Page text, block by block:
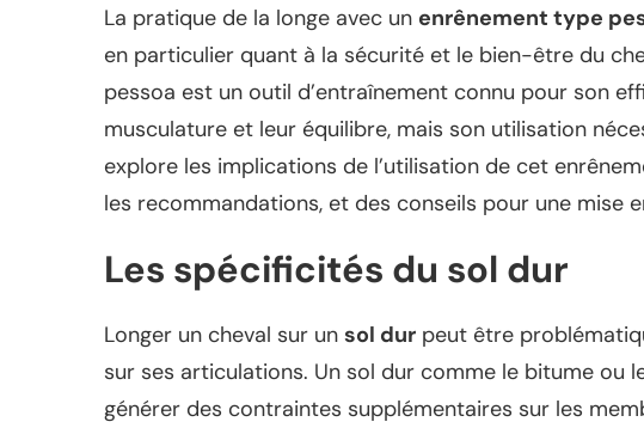
La pratique de la longe avec un enrênement type
en particulier quant à la sécurité et le bien-être du
pessoa est un outil d’entraînement connu pour son
musculature et leur équilibre, mais son utilisation
explore les implications de l’utilisation de cet
les recommandations, et des conseils pour une mise
Les spécificités du sol dur
Longer un cheval sur un sol dur peut être
sur ses articulations. Un sol dur comme le bitume ou
générer des contraintes supplémentaires sur les